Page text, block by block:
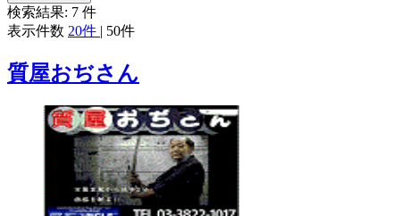
検索結果: 7 件
表示件数 20件 | 50件
質屋おぢさん